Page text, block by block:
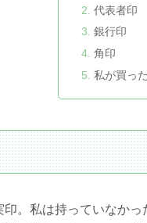
代表者印
銀行印
角印
私が買っ
。私は持っていなかっ